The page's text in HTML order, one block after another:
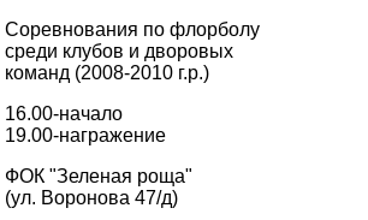
Соревнования по флорболу
среди клубов и дворовых
команд (2008-2010 г.р.)
16.00-начало
19.00-награжение
ФОК "Зеленая роща"
(ул. Воронова 47/д)